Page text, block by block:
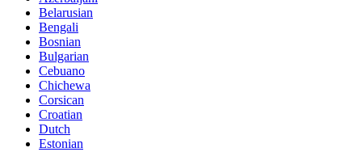
Belarusian
Bengali
Bosnian
Bulgarian
Cebuano
Chichewa
Corsican
Croatian
Dutch
Estonian